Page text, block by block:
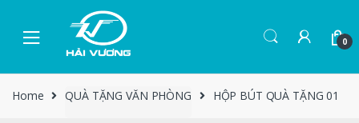
0
Home QUÀ TẶNG VĂN PHÒNG HỘP BÚT QUÀ TẶNG 01